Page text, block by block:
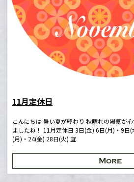
11月定休日
こんにちは 暑い夏が終わり 秋晴れの陽気が
ましたね！ 11月定休日 3日(金) 6日(月)・9日
(月)・24(金) 28日(火) 宜
More